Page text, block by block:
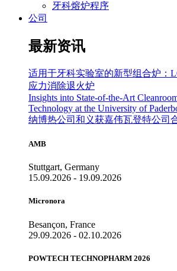
牙科熔炉程序
公司
最新资讯
适用于牙科实验室的新型组合炉：
应力消除退火炉
Insights into State-of-the-Art
Technology at the University of
纳博热公司和义获嘉伟瓦登特公司
AMB
Stuttgart, Germany
15.09.2026 - 19.09.2026
Micronora
Besançon, France
29.09.2026 - 02.10.2026
POWTECH TECHNOPHARM 2026